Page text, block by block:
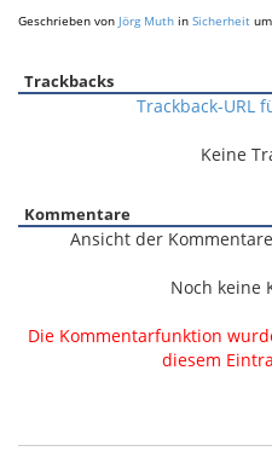
Geschrieben von Jörg Muth in Sicherheit um
Trackbacks
Trackback-URL
Keine
Kommentare
Ansicht der
Noch keine
Die Kommentarfunktion
diesem